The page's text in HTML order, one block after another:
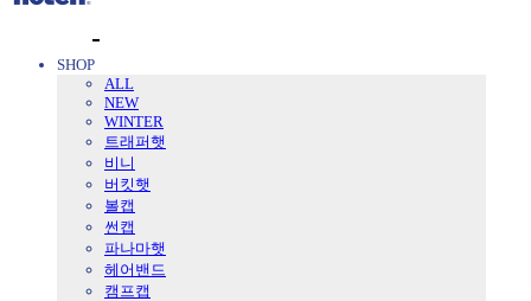
SHOP
ALL
NEW
WINTER
트래퍼햇
비니
버킷햇
볼캡
썬캡
파나마햇
헤어밴드
캠프캡